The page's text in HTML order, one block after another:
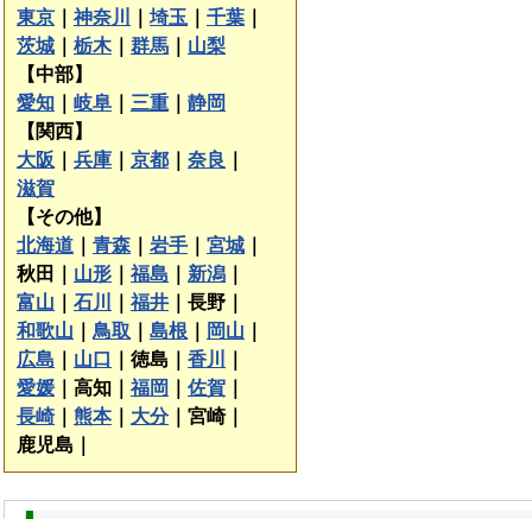
東京
神奈川 埼玉 千葉
茨城
栃木｜ 群馬
山梨
【中部】
愛知
岐阜 三重
静岡
【関西】
大阪
兵庫 京都 奈良
滋賀
【その他】
北海道
青森 岩手 宮城
秋田｜ 山形 福島 新潟
富山
石川 福井
長野｜
和歌山
鳥取 島根 岡山
広島
山口 徳島｜ 香川
愛媛
高知｜ 福岡 佐賀
長崎｜ 熊本｜ 大分｜ 宮崎｜
鹿児島｜